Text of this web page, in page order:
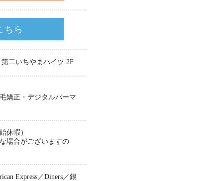
ちら
二いちやまハイツ 2F
矯正・デジタルパーマ
休暇）
場合がございますの
Express／Diners／銀